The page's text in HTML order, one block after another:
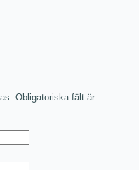
Obligatoriska fält är